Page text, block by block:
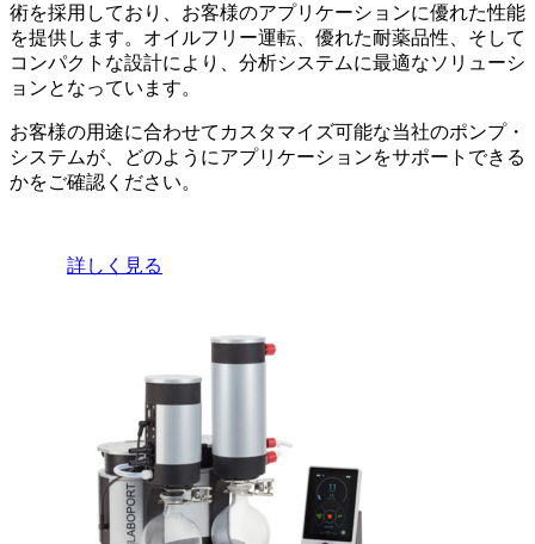
術を採用しており、お客様のアプリケーションに優れた性能
を提供します。オイルフリー運転、優れた耐薬品性、そして
コンパクトな設計により、分析システムに最適なソリューシ
ョンとなっています。
お客様の用途に合わせてカスタマイズ可能な当社のポンプ・
システムが、どのようにアプリケーションをサポートできる
かをご確認ください。
詳しく見る